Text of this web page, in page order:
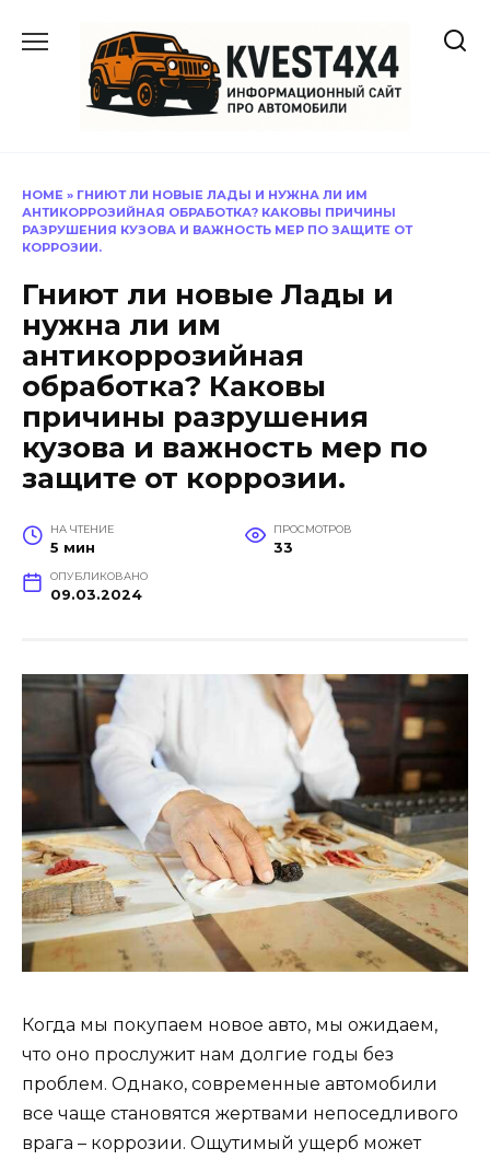
содержанию
HOME » ГНИЮТ ЛИ НОВЫЕ ЛАДЫ И НУЖНА ЛИ ИМ
АНТИКОРРОЗИЙНАЯ ОБРАБОТКА? КАКОВЫ ПРИЧИНЫ
РАЗРУШЕНИЯ КУЗОВА И ВАЖНОСТЬ МЕР ПО ЗАЩИТЕ ОТ
КОРРОЗИИ.
Гниют ли новые Лады и
нужна ли им
антикоррозийная
обработка? Каковы
причины разрушения
кузова и важность мер по
защите от коррозии.
НА ЧТЕНИЕ
5 мин
ПРОСМОТРОВ
33
ОПУБЛИКОВАНО
09.03.2024
Когда мы покупаем новое авто, мы ожидаем,
что оно прослужит нам долгие годы без
проблем. Однако, современные автомобили
все чаще становятся жертвами непоседливого
врага – коррозии. Ощутимый ущерб может